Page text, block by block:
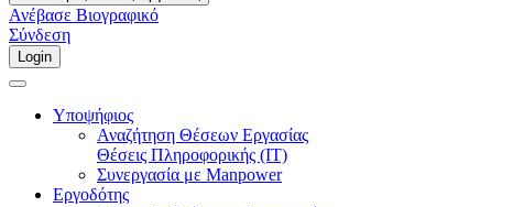
Ανέβασε Βιογραφικό
Σύνδεση
Login
Υποψήφιος
Αναζήτηση Θέσεων Εργασίας
Θέσεις Πληροφορικής (IT)
Συνεργασία με Manpower
Εργοδότης